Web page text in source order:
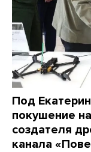
Под
покушение
создателя
канала